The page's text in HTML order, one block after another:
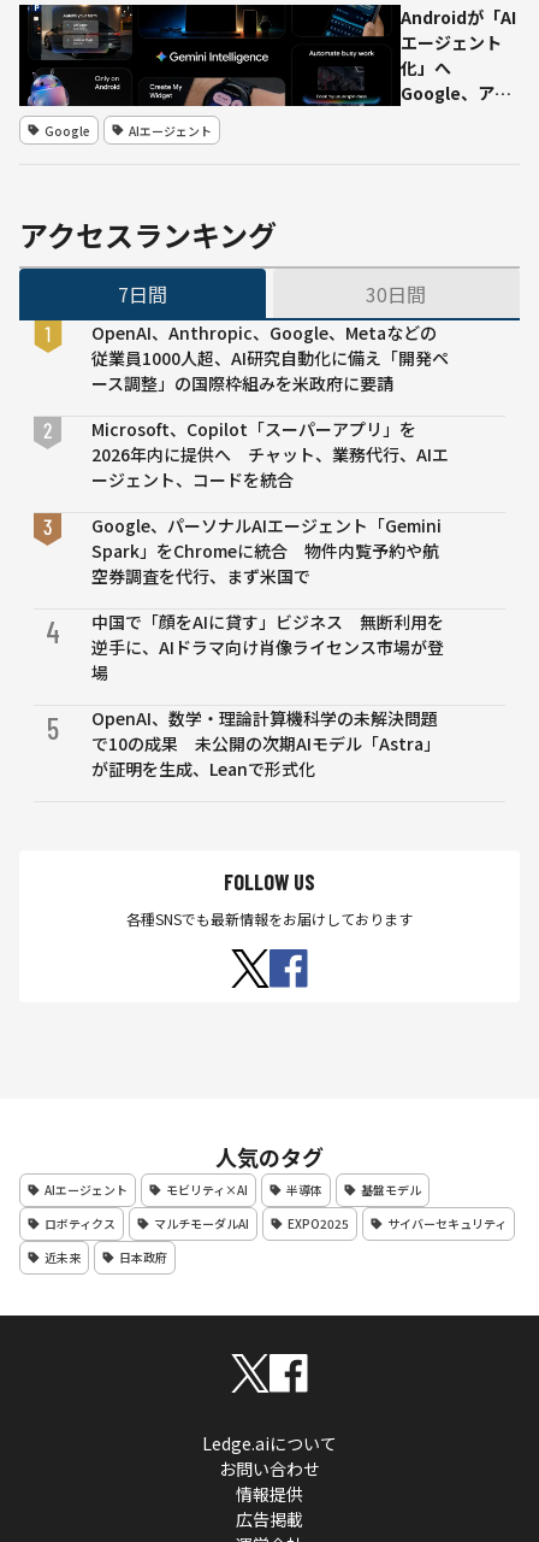
業務ワークフ
ローを提供
Androidが「AI
エージェント
化」へ
Google、アプ
Google AIエージェント
アクセスランキング
7日間 30日間
OpenAI、Anthropic、Google、Metaなどの
従業員1000人超、AI研究自動化に備え「開発ペ
ース調整」の国際枠組みを米政府に要請
Microsoft、Copilot「スーパーアプリ」を
2026年内に提供へ チャット、業務代行、AIエ
ージェント、コードを統合
Google、パーソナルAIエージェント「Gemini
Spark」をChromeに統合 物件内覧予約や航
空券調査を代行、まず米国で
4
中国で「顔をAIに貸す」ビジネス 無断利用を
逆手に、AIドラマ向け肖像ライセンス市場が登
場
5
OpenAI、数学・理論計算機科学の未解決問題
で10の成果 未公開の次期AIモデル「Astra」
が証明を生成、Leanで形式化
FOLLOW US
各種SNSでも最新情報をお届けしております
人気のタグ
AIエージェント モビリティ×AI 半導体
基盤モデル
ロボティクス
マルチモーダルAI EXPO2025
サイバーセキュリティ
近未来
日本政府
Ledge.aiについて
お問い合わせ
情報提供
広告掲載